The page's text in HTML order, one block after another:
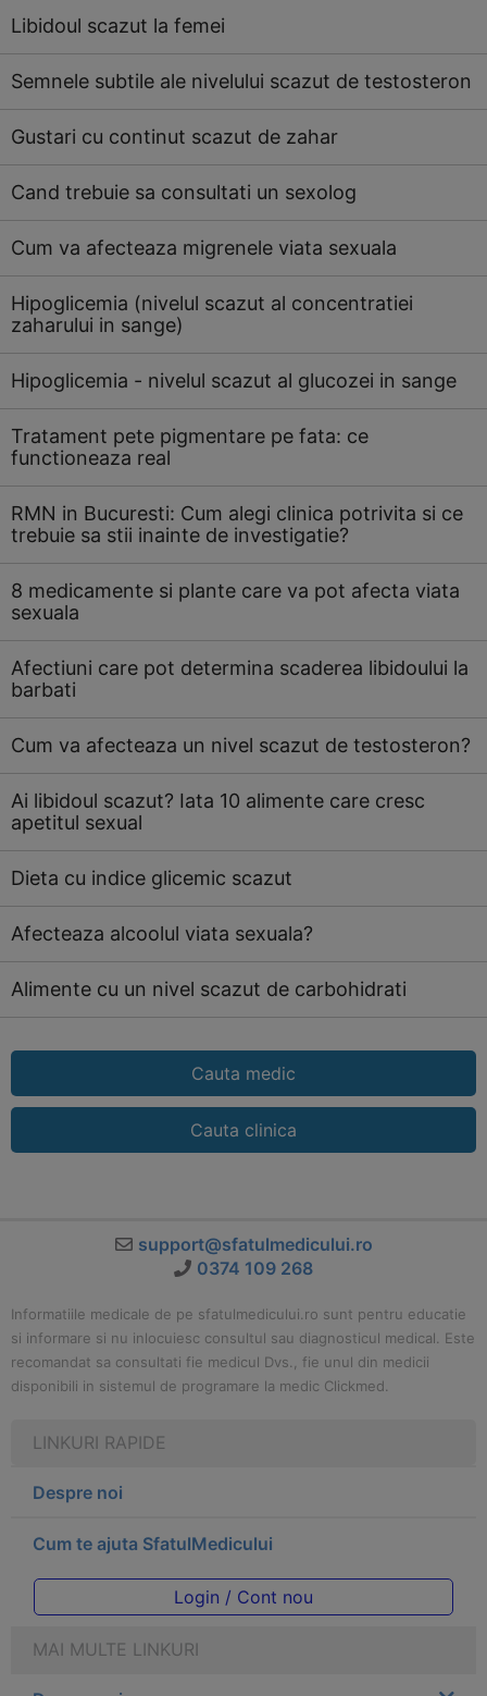
Libidoul scazut la femei
Semnele subtile ale nivelului scazut de testosteron
Gustari cu continut scazut de zahar
Cand trebuie sa consultati un sexolog
Cum va afecteaza migrenele viata sexuala
Hipoglicemia (nivelul scazut al concentratiei
zaharului in sange)
Hipoglicemia - nivelul scazut al glucozei in sange
Tratament pete pigmentare pe fata: ce
functioneaza real
RMN in Bucuresti: Cum alegi clinica potrivita si ce
trebuie sa stii inainte de investigatie?
8 medicamente si plante care va pot afecta viata
sexuala
Afectiuni care pot determina scaderea libidoului la
barbati
Cum va afecteaza un nivel scazut de testosteron?
Ai libidoul scazut? Iata 10 alimente care cresc
apetitul sexual
Dieta cu indice glicemic scazut
Afecteaza alcoolul viata sexuala?
Alimente cu un nivel scazut de carbohidrati
Cauta medic
Cauta clinica
support@sfatulmedicului.ro
0374 109 268
Informatiile medicale de pe sfatulmedicului.ro sunt pentru educatie
si informare si nu inlocuiesc consultul sau diagnosticul medical. Este
recomandat sa consultati fie medicul Dvs., fie unul din medicii
disponibili in sistemul de programare la medic Clickmed.
LINKURI RAPIDE
Despre noi
Cum te ajuta SfatulMedicului
Login / Cont nou
MAI MULTE LINKURI